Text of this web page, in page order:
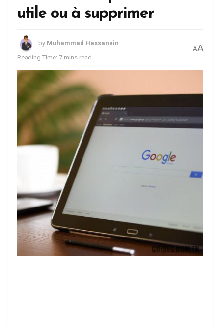
utile ou à supprimer
by Muhammad Hassanein
Reading Time: 7 mins read
AA